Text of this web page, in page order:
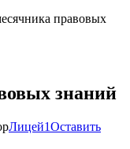
правовых
знаний
Лицей1Оставить